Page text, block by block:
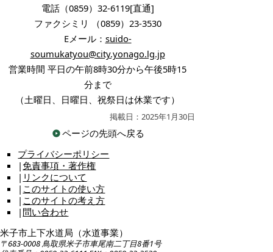
電話（0859）32-6119[直通]
ファクシミリ （0859）23-3530
Eメール： suido-
soumukatyou@city.yonago.lg.jp
営業時間 平日の午前8時30分から午後5時15
分まで
（土曜日、日曜日、祝祭日は休業です）
掲載日：2025年1月30日
ページの先頭へ戻る
プライバシーポリシー
|免責事項・著作権
| リンクについて
| このサイトの使い方
| このサイトの考え方
| 問い合わせ
米子市上下水道局（水道事業）
〒683-0008 鳥取県米子市車尾南二丁目8番1号